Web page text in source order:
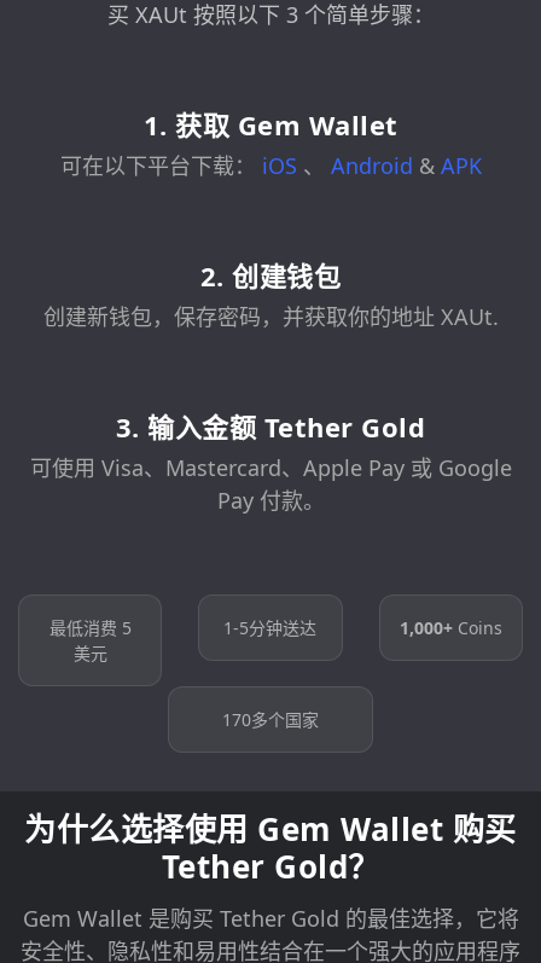
买 XAUt 按照以下 3 个简单步骤：
1. 获取 Gem Wallet
可在以下平台下载： iOS 、 Android & APK
2. 创建钱包
创建新钱包，保存密码，并获取你的地址 XAUt.
3. 输入金额 Tether Gold
可使用 Visa、Mastercard、Apple Pay 或 Google
Pay 付款。
最低消费 5
美元
1-5分钟送达 1,000+Coins
170多个国家
为什么选择使用 Gem Wallet 购买
Tether Gold？
Gem Wallet 是购买 Tether Gold 的最佳选择，它将
安全性、隐私性和易用性结合在一个强大的应用程序